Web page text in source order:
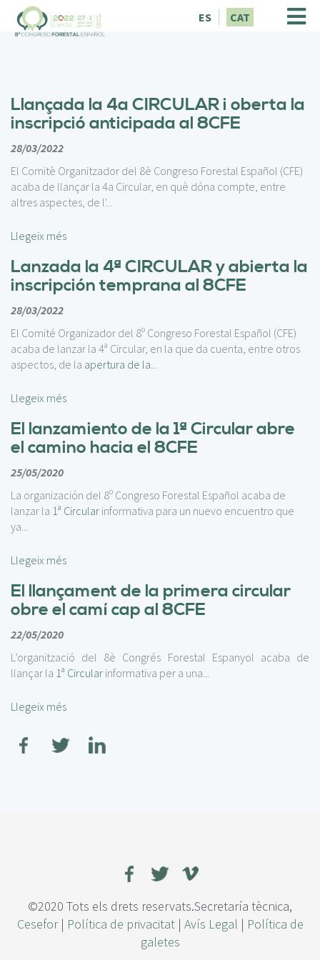
ES CAT
Llançada la 4a CIRCULAR i oberta la
inscripció anticipada al 8CFE
28/03/2022
El Comitè Organitzador del 8è Congreso Forestal Español (CFE)
acaba de llançar la 4a Circular, en què dóna compte, entre
altres aspectes, de l'...
Llegeix més
Lanzada la 4ª CIRCULAR y abierta la
inscripción temprana al 8CFE
28/03/2022
El Comité Organizador del 8º Congreso Forestal Español (CFE)
acaba de lanzar la 4ª Circular, en la que da cuenta, entre otros
aspectos, de la apertura de la...
Llegeix més
El lanzamiento de la 1ª Circular abre
el camino hacia el 8CFE
25/05/2020
La organización del 8º Congreso Forestal Español acaba de
lanzar la 1ª Circular informativa para un nuevo encuentro que
ya...
Llegeix més
El llançament de la primera circular
obre el camí cap al 8CFE
22/05/2020
L’organització del 8è Congrés Forestal Espanyol acaba de
llançar la 1ª Circular informativa per a una...
Llegeix més
©2020 Tots els drets reservats.Secretaría tècnica,
Cesefor| Política de privacitat| Avís Legal | Política de
galetes